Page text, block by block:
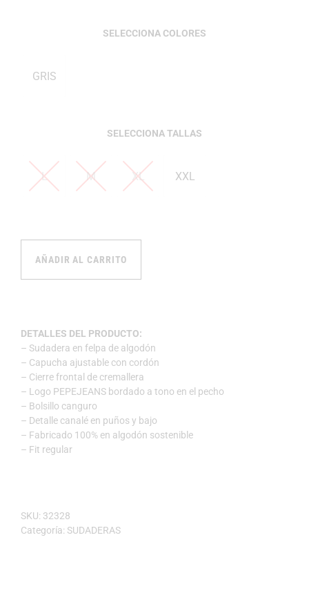
COLORES
GRIS
TALLAS
L M XL XXL
AÑADIR AL CARRITO
DETALLES DEL PRODUCTO:
– Sudadera en felpa de algodón
– Capucha ajustable con cordón
– Cierre frontal de cremallera
– Logo PEPEJEANS bordado a tono en el pecho
– Bolsillo canguro
– Detalle canalé en puños y bajo
– Fabricado 100% en algodón sostenible
– Fit regular
SKU: 32328
Categoría: SUDADERAS